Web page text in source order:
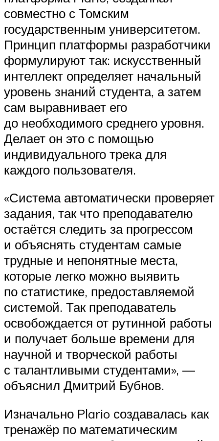
совместно с Томским
государственным университетом.
Принцип платформы разработчики
формулируют так: искусственный
интеллект определяет начальный
уровень знаний студента, а затем
сам выравнивает его
до необходимого среднего уровня.
Делает он это с помощью
индивидуального трека для
каждого пользователя.
«Система автоматически проверяет
задания, так что преподавателю
остаётся следить за прогрессом
и объяснять студентам самые
трудные и непонятные места,
которые легко можно выявить
по статистике, предоставляемой
системой. Так преподаватель
освобождается от рутинной работы
и получает больше времени для
научной и творческой работы
с талантливыми студентами», —
объяснил Дмитрий Бубнов.
Изначально Plario создавалась как
тренажёр по математическим